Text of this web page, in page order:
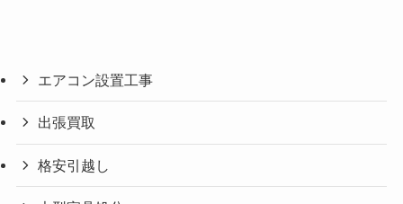
エアコン設置工事
出張買取
格安引越し